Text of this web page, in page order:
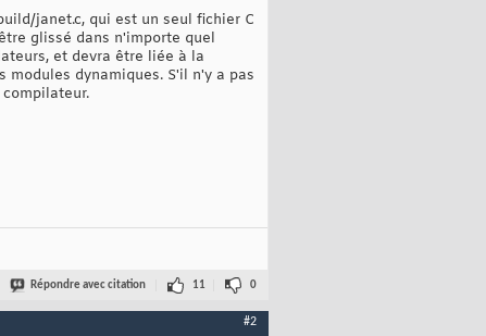
janet.c, qui est un seul fichier C
glissé dans n'importe quel
et devra être liée à la
dynamiques. S'il n'y a pas
Répondre avec citation 11 0
#2